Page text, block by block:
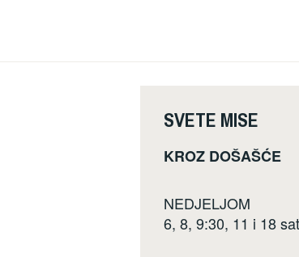
SVETE MISE
KROZ DOŠAŠĆE
NEDJELJOM
6, 8, 9:30, 11 i 18